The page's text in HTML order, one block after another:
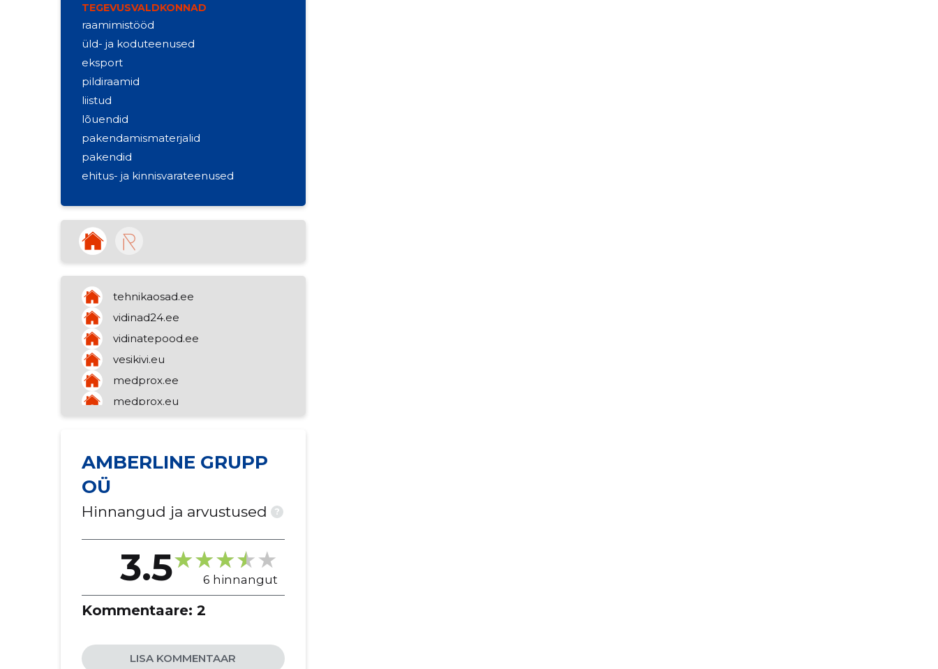
TEGEVUSVALDKONNAD
raamimistööd
üld- ja koduteenused
eksport
pildiraamid
liistud
lõuendid
pakendamismaterjalid
pakendid
ehitus- ja kinnisvarateenused
hulgikaubandus
kinnisvara rentimine
trükkimine (siiditrükk)
hambaraviinstrumentide tootmine
tehnikaosad.ee
vidinad24.ee
vidinatepood.ee
vesikivi.eu
medprox.ee
medprox.eu
AMBERLINE GRUPP
OÜ
Hinnangud ja arvustused ?
3.5 6 hinnangut
Kommentaare: 2
LISA KOMMENTAAR